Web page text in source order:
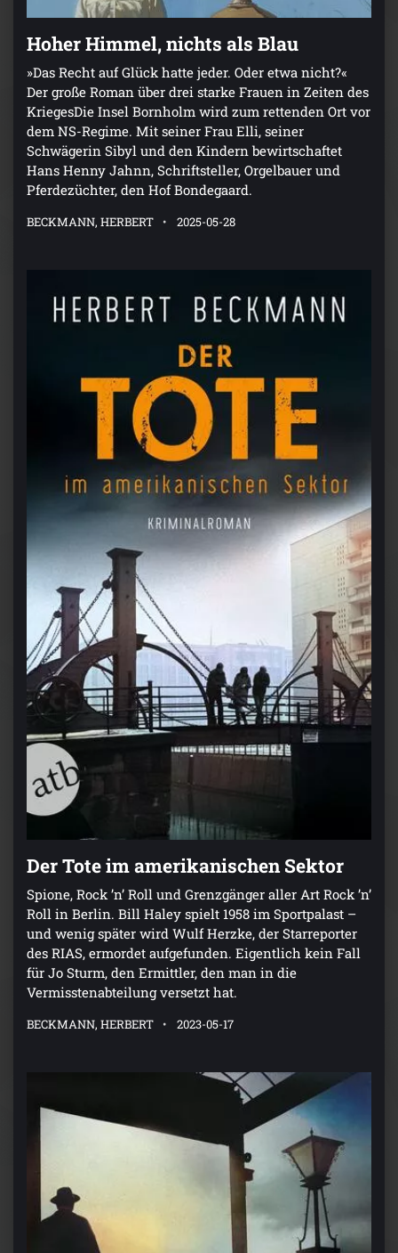
Hoher Himmel, nichts als Blau
»Das Recht auf Glück hatte jeder. Oder etwa nicht?«
Der große Roman über drei starke Frauen in Zeiten des
KriegesDie Insel Bornholm wird zum rettenden Ort vor
dem NS-Regime. Mit seiner Frau Elli, seiner
Schwägerin Sibyl und den Kindern bewirtschaftet
Hans Henny Jahnn, Schriftsteller, Orgelbauer und
Pferdezüchter, den Hof Bondegaard.
BECKMANN, HERBERT 2025-05-28
Der Tote im amerikanischen Sektor
Spione, Rock ’n’ Roll und Grenzgänger aller Art Rock ’n’
Roll in Berlin. Bill Haley spielt 1958 im Sportpalast –
und wenig später wird Wulf Herzke, der Starreporter
des RIAS, ermordet aufgefunden. Eigentlich kein Fall
für Jo Sturm, den Ermittler, den man in die
Vermisstenabteilung versetzt hat.
BECKMANN, HERBERT 2023-05-17